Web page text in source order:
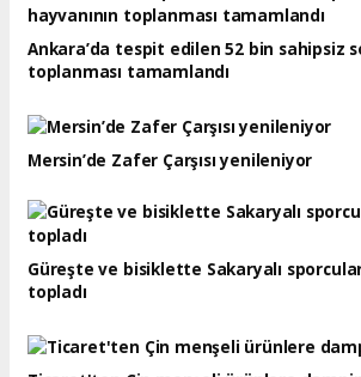
Ankara’da tespit edilen 52 bin sahipsiz
toplanması tamamlandı
Mersin’de Zafer Çarşısı yenileniyor
Güreşte ve bisiklette Sakaryalı
topladı